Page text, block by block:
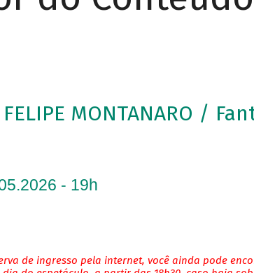
FELIPE MONTANARO /
- 19h
de ingresso pela internet, você ainda pode